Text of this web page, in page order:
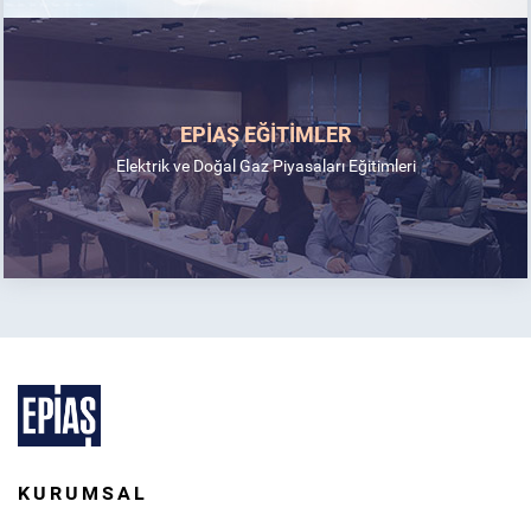
EPİAŞ EĞİTİMLER
Elektrik ve Doğal Gaz Piyasaları Eğitimleri
KURUMSAL